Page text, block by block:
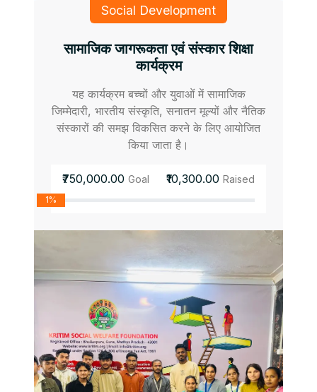
Social Development
सामाजिक जागरूकता एवं संस्कार शिक्षा
कार्यक्रम
यह कार्यक्रम बच्चों और युवाओं में सामाजिक
जिम्मेदारी, भारतीय संस्कृति, सनातन मूल्यों और नैतिक
संस्कारों की समझ विकसित करने के लिए आयोजित
किया जाता है।
₹750,000.00 Goal ₹10,300.00 Raised
1%